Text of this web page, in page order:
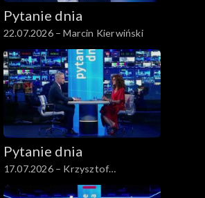
Pytanie dnia
22.07.2026 – Marcin Kierwiński
Pytanie dnia
17.07.2026 – Krzysztof
Gawkowski